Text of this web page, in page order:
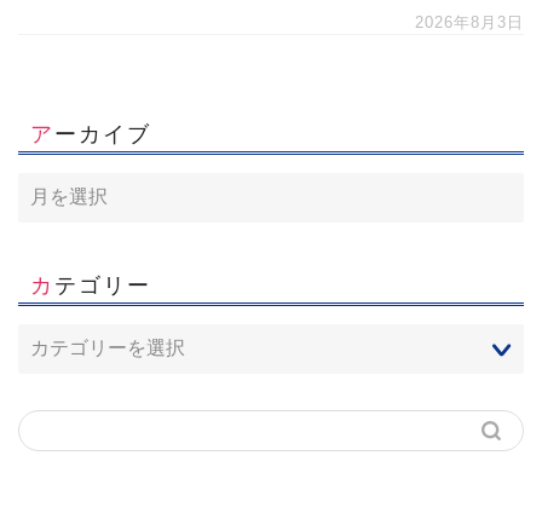
2026年8月3日
アーカイブ
カテゴリー